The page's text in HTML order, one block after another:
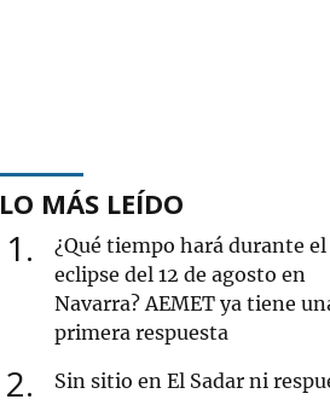
LO MÁS LEÍDO
1
¿Qué tiempo hará durante el
eclipse del 12 de agosto en
Navarra? AEMET ya tiene
primera respuesta
2 Sin sitio en El Sadar ni